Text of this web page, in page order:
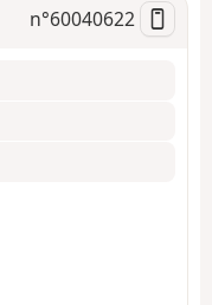
n°60040622